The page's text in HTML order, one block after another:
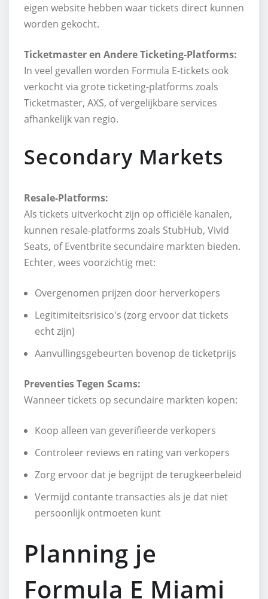
eigen website hebben waar tickets direct kunnen
worden gekocht.
Ticketmaster en Andere Ticketing-Platforms:
In veel gevallen worden Formula E-tickets ook
verkocht via grote ticketing-platforms zoals
Ticketmaster, AXS, of vergelijkbare services
afhankelijk van regio.
Secondary Markets
Resale-Platforms:
Als tickets uitverkocht zijn op officiële kanalen,
kunnen resale-platforms zoals StubHub, Vivid
Seats, of Eventbrite secundaire markten bieden.
Echter, wees voorzichtig met:
Overgenomen prijzen door herverkopers
Legitimiteitsrisico's (zorg ervoor dat tickets
echt zijn)
Aanvullingsgebeurten bovenop de ticketprijs
Preventies Tegen Scams:
Wanneer tickets op secundaire markten kopen:
Koop alleen van geverifieerde verkopers
Controleer reviews en rating van verkopers
Zorg ervoor dat je begrijpt de terugkeerbeleid
Vermijd contante transacties als je dat niet
persoonlijk ontmoeten kunt
Planning je
Formula E Miami